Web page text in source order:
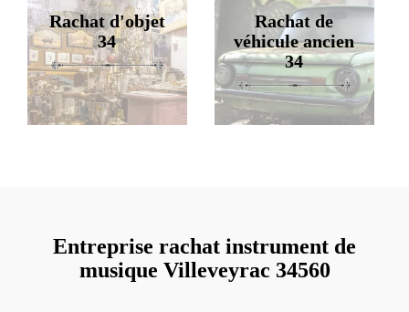
Rachat d'objet
34
Rachat de
véhicule ancien
34
Entreprise rachat instrument de
musique Villeveyrac 34560